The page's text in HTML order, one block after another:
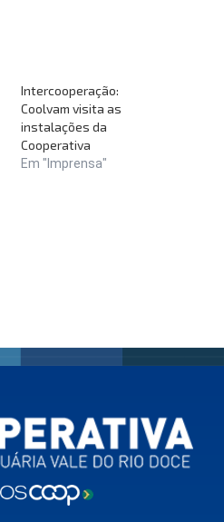
Intercooperação:
Coolvam visita as
instalações da
Cooperativa
Em "Imprensa"